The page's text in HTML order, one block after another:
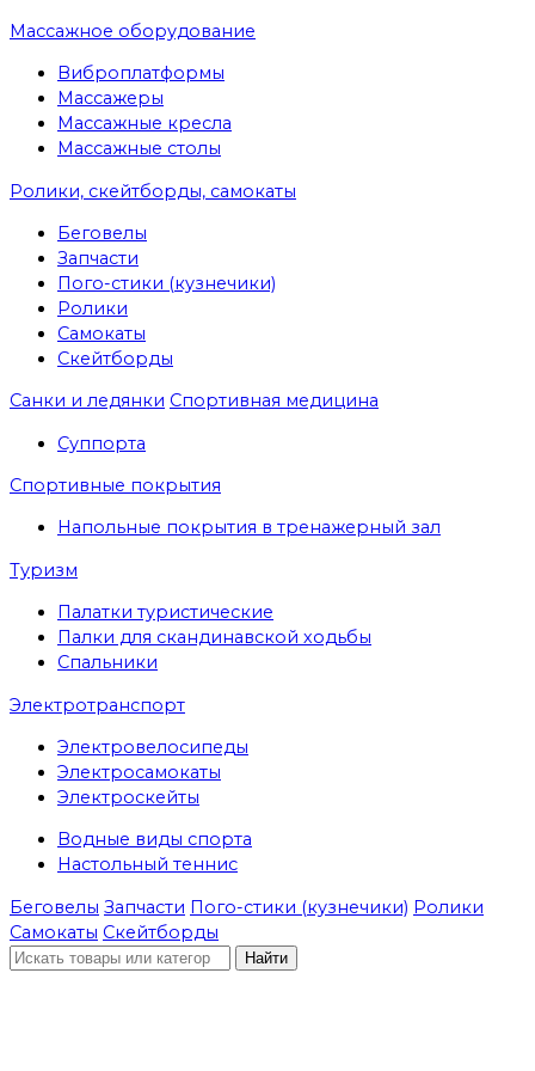
Массажное оборудование
Виброплатформы
Массажеры
Массажные кресла
Массажные столы
Ролики, скейтборды, самокаты
Беговелы
Запчасти
Пого-стики (кузнечики)
Ролики
Самокаты
Скейтборды
Санки и ледянки Спортивная медицина
Суппорта
Спортивные покрытия
Напольные покрытия в тренажерный зал
Туризм
Палатки туристические
Палки для скандинавской ходьбы
Спальники
Электротранспорт
Электровелосипеды
Электросамокаты
Электроскейты
Водные виды спорта
Настольный теннис
Беговелы Запчасти Пого-стики (кузнечики) Ролики
Самокаты Скейтборды
Найти